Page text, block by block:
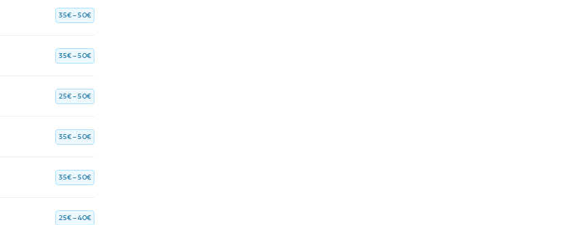
35€ – 50€
35€ – 50€
25€ – 50€
35€ – 50€
35€ – 50€
25€ – 40€